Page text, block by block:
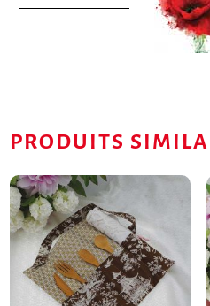
PRODUITS